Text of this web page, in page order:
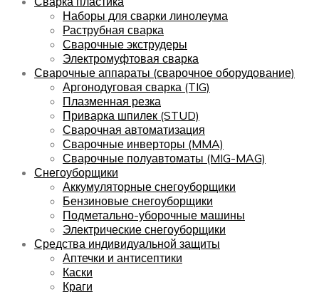
Наборы для сварки линолеума
Раструбная сварка
Сварочные экструдеры
Электромуфтовая сварка
Сварочные аппараты (сварочное оборудование)
Аргонодуговая сварка (TIG)
Плазменная резка
Приварка шпилек (STUD)
Сварочная автоматизация
Сварочные инверторы (MMA)
Сварочные полуавтоматы (MIG-MAG)
Снегоуборщики
Аккумуляторные снегоуборщики
Бензиновые снегоуборщики
Подметально-уборочные машины
Электрические снегоуборщики
Средства индивидуальной защиты
Аптечки и антисептики
Каски
Краги